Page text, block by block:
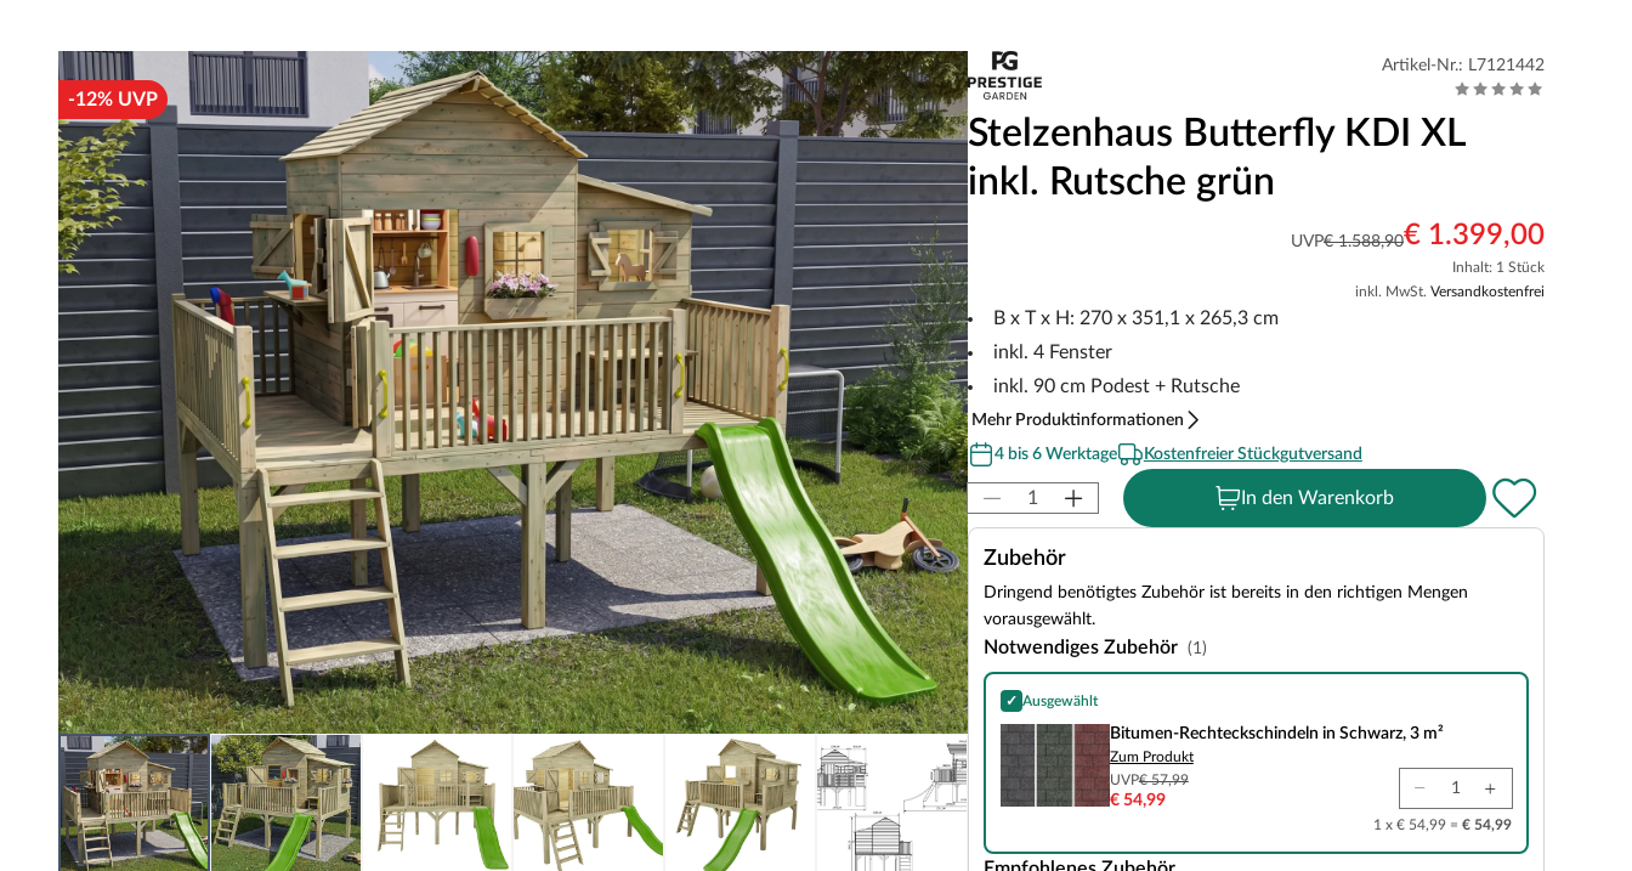
-12% UVP
Artikel-Nr.: L7121442
Stelzenhaus Butterfly KDI XL
inkl. Rutsche grün
UVP€ 1.588,90€ 1.399,00
Inhalt: 1 Stück
inkl. MwSt. Versandkostenfrei
B x T x H: 270 x 351,1 x 265,3 cm
inkl. 4 Fenster
inkl. 90 cm Podest + Rutsche
Mehr Produktinformationen
4 bis 6 Werktage
Kostenfreier Stückgutversand
In den Warenkorb
Zubehör
Dringend benötigtes Zubehör ist bereits in den richtigen Mengen
vorausgewählt.
Notwendiges Zubehör (1)
✓ Ausgewählt
Bitumen-Rechteckschindeln in Schwarz, 3 m²
Bitumen-Rechteckschindeln in Schwarz, 3 m²
Zum Produkt
UVP€ 57,99
€ 54,99
1 x € 54,99 = € 54,99